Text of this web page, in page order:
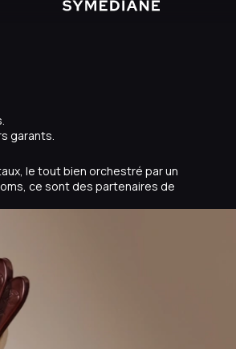
garants.
le tout bien orchestré par un
ce sont des partenaires de